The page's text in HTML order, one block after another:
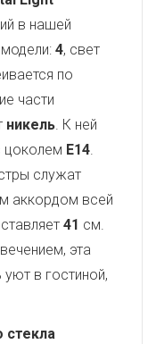
в нашей
4, свет
по
части
никель. К ней
цоколем E14.
служат
аккордом всей
41 см.
эта
в гостиной,
стекла